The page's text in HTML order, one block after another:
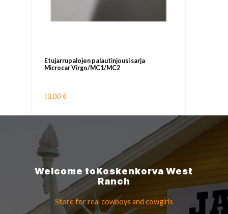
Etujarrupalojen palautinjousi sarja
Microcar Virgo/MC1/MC2
13,00 €
Welcome toKoskenkorvaWest
Ranch
Store for real cowboys and cowgirls